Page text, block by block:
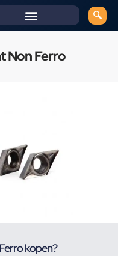
Non Ferro
kopen?